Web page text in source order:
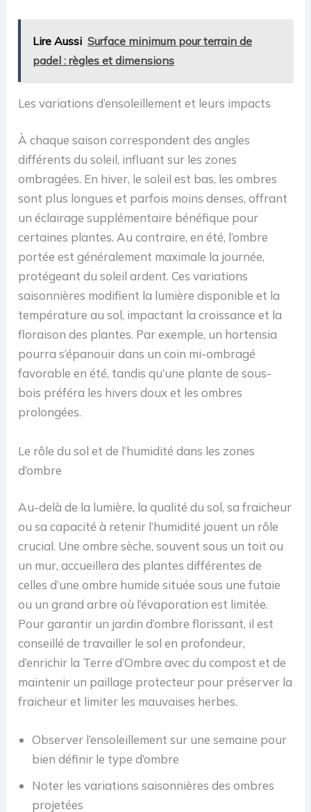
Lire Aussi Surface minimum pour terrain de
padel : règles et dimensions
Les variations d’ensoleillement et leurs impacts
À chaque saison correspondent des angles
différents du soleil, influant sur les zones
ombragées. En hiver, le soleil est bas, les ombres
sont plus longues et parfois moins denses, offrant
un éclairage supplémentaire bénéfique pour
certaines plantes. Au contraire, en été, l’ombre
portée est généralement maximale la journée,
protégeant du soleil ardent. Ces variations
saisonnières modifient la lumière disponible et la
température au sol, impactant la croissance et la
floraison des plantes. Par exemple, un hortensia
pourra s’épanouir dans un coin mi-ombragé
favorable en été, tandis qu’une plante de sous-
bois préféra les hivers doux et les ombres
prolongées.
Le rôle du sol et de l’humidité dans les zones
d’ombre
Au-delà de la lumière, la qualité du sol, sa fraicheur
ou sa capacité à retenir l’humidité jouent un rôle
crucial. Une ombre sèche, souvent sous un toit ou
un mur, accueillera des plantes différentes de
celles d’une ombre humide située sous une futaie
ou un grand arbre où l’évaporation est limitée.
Pour garantir un jardin d’ombre florissant, il est
conseillé de travailler le sol en profondeur,
d’enrichir la Terre d’Ombre avec du compost et de
maintenir un paillage protecteur pour préserver la
fraicheur et limiter les mauvaises herbes.
Observer l’ensoleillement sur une semaine pour
bien définir le type d’ombre
Noter les variations saisonnières des ombres
projetées